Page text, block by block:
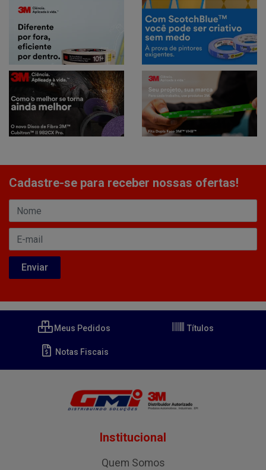
Cadastre-se para receber nossas ofertas!
Meus Pedidos Títulos
Notas Fiscais
Institucional
Quem Somos